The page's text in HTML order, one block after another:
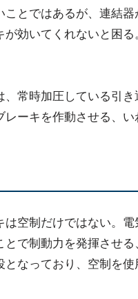
ことではあるが、連結
効いてくれないと困
常時加圧している引
ーキを作動させる、
は空制だけではない。
で制動力を発揮させ
なっており、空制を